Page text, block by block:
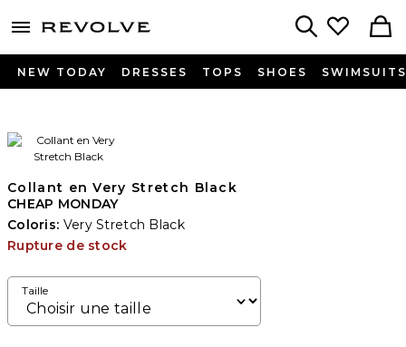
menu - shows more content
NEW TODAY DRESSES TOPS SHOES SWIMSUITS
Collant en Very Stretch Black
CHEAP MONDAY
Coloris: Very Stretch Black
Rupture de stock
Taille